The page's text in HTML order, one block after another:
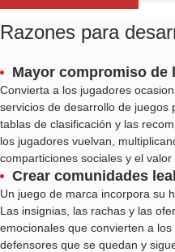
Razones para
Mayor compromiso de
Convierta a los jugadores
servicios de desarrollo de juegos
tablas de clasificación y las
los jugadores vuelvan,
comparticiones sociales y el
Crear comunidades
Un juego de marca incorpora su
Las insignias, las rachas y las
emocionales que convierten a
defensores que se quedan y